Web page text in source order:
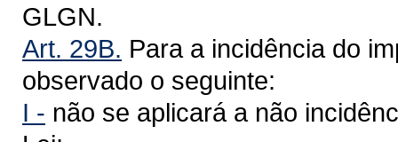
GLGN.
Art. 29B. Para a incidência do
observado o seguinte:
I - não se aplicará a não